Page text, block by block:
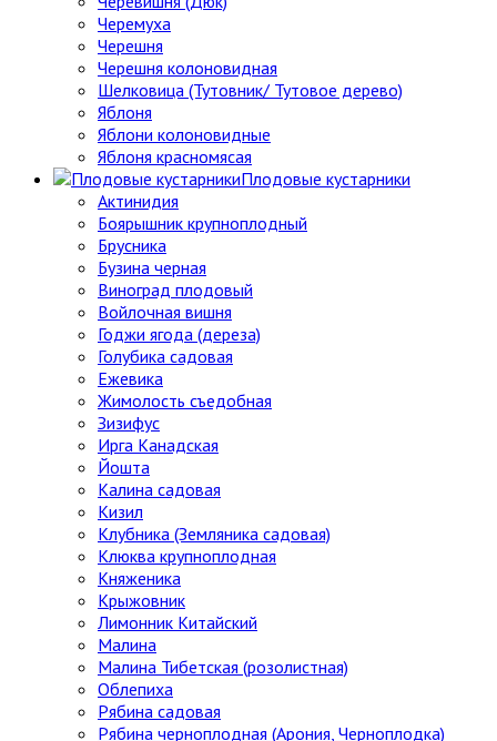
Черемуха
Черешня
Черешня колоновидная
Шелковица (Тутовник/ Тутовое дерево)
Яблоня
Яблони колоновидные
Яблоня красномясая
Плодовые кустарники
Актинидия
Боярышник крупноплодный
Брусника
Бузина черная
Виноград плодовый
Войлочная вишня
Годжи ягода (дереза)
Голубика садовая
Ежевика
Жимолость съедобная
Зизифус
Ирга Канадская
Йошта
Калина садовая
Кизил
Клубника (Земляника садовая)
Клюква крупноплодная
Княженика
Крыжовник
Лимонник Китайский
Малина
Малина Тибетская (розолистная)
Облепиха
Рябина садовая
Рябина черноплодная (Арония, Черноплодка)